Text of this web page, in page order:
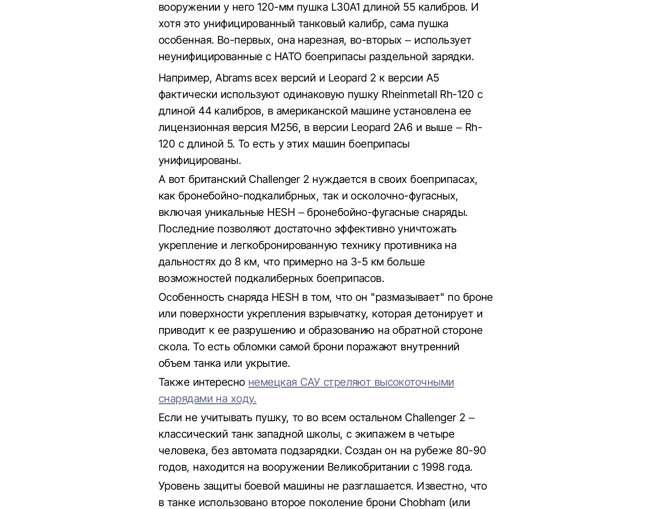
вооружении у него 120-мм пушка L30A1 длиной 55 калибров. И
хотя это унифицированный танковый калибр, сама пушка
особенная. Во-первых, она нарезная, во-вторых – использует
неунифицированные с НАТО боеприпасы раздельной зарядки.
Например, Abrams всех версий и Leopard 2 к версии A5
фактически используют одинаковую пушку Rheinmetall Rh-120 с
длиной 44 калибров, в американской машине установлена ее
лицензионная версия M256, в версии Leopard 2A6 и выше – Rh-
120 с длиной 5. То есть у этих машин боеприпасы
унифицированы.
А вот британский Challenger 2 нуждается в своих боеприпасах,
как бронебойно-подкалибрных, так и осколочно-фугасных,
включая уникальные HESH – бронебойно-фугасные снаряды.
Последние позволяют достаточно эффективно уничтожать
укрепление и легкобронированную технику противника на
дальностях до 8 км, что примерно на 3-5 км больше
возможностей подкалиберных боеприпасов.
Особенность снаряда HESH в том, что он "размазывает" по броне
или поверхности укрепления взрывчатку, которая детонирует и
приводит к ее разрушению и образованию на обратной стороне
скола. То есть обломки самой брони поражают внутренний
объем танка или укрытие.
Также интересно немецкая САУ стреляют высокоточными
снарядами на ходу.
Если не учитывать пушку, то во всем остальном Challenger 2 –
классический танк западной школы, с экипажем в четыре
человека, без автомата подзарядки. Создан он на рубеже 80-90
годов, находится на вооружении Великобритании с 1998 года.
Уровень защиты боевой машины не разглашается. Известно, что
в танке использовано второе поколение брони Chobham (или